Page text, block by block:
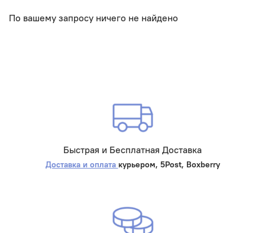
По вашему запросу ничего не найдено
Быстрая и Бесплатная Доставка
Доставка и оплата курьером, 5Post, Boxberry